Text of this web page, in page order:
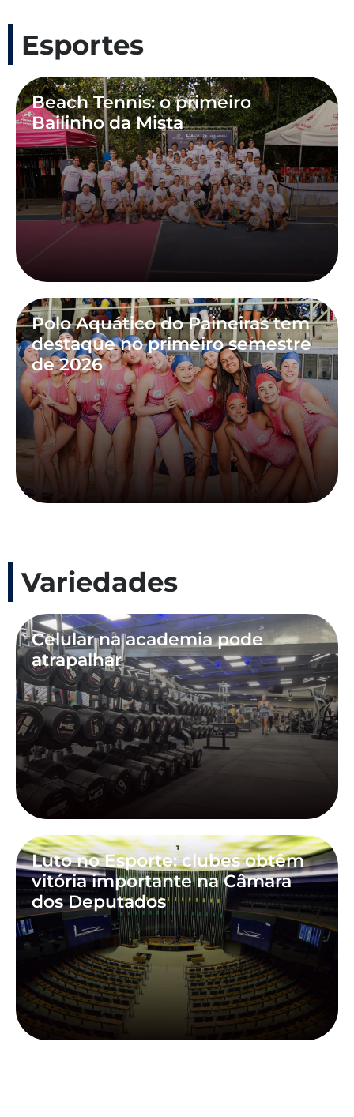
Esportes
Beach Tennis: o primeiro
Bailinho da Mista
Polo Aquático do Paineiras tem
destaque no primeiro semestre
de 2026
Variedades
Celular na academia pode
atrapalhar
Luto no Esporte: clubes obtêm
vitória importante na Câmara
dos Deputados